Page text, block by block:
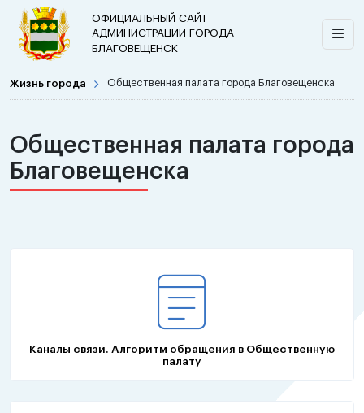
ОФИЦИАЛЬНЫЙ САЙТ
АДМИНИСТРАЦИИ ГОРОДА
БЛАГОВЕЩЕНСК
Жизнь города Общественная палата города Благовещенска
Общественная палата города
Благовещенска
Каналы связи. Алгоритм обращения в Общественную
палату